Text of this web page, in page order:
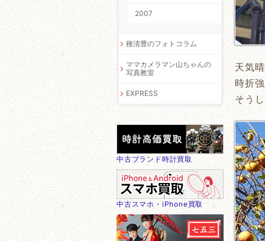
天気
時折
そう
2007
種清豊のフォトコラム
ママカメラマン山ちゃんの
写真教室
EXPRESS
中古ブランド時計買取
中古スマホ・iPhone買取